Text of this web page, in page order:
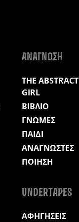
ΑΝΑΓΝΩΣΗ
THE ABSTRACT
GIRL
ΒΙΒΛΙΟ
ΓΝΩΜΕΣ
ΠΑΙΔΙ
ΑΝΑΓΝΩΣΤΕΣ
ΠΟΙΗΣΗ
UNDERTAPES
ΑΦΗΓΗΣΕΙΣ